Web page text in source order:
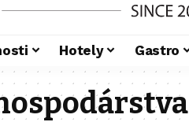
Hotely Gastro